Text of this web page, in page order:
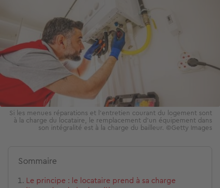
Si les menues réparations et l’entretien courant du logement sont
à la charge du locataire, le remplacement d’un équipement dans
son intégralité est à la charge du bailleur. ©Getty Images
Sommaire
Le principe : le locataire prend à sa charge